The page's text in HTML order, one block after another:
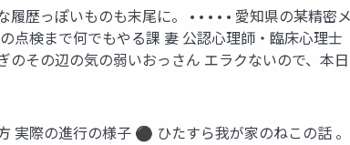
歴っぽいものも末尾に。 • • • • • 愛知県の某精密
検まで何でもやる課 妻 公認心理師・臨床心理士
その辺の気の弱いおっさん エラクないので、本
際の進行の様子 ⚫ ひたすら我が家のねこの話